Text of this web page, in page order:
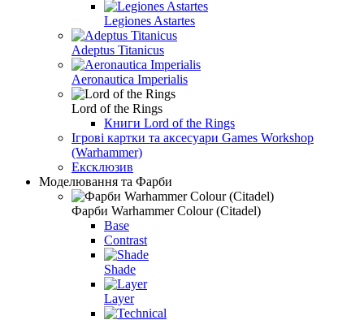
Legiones Astartes
Adeptus Titanicus
Aeronautica Imperialis
Lord of the Rings
Книги Lord of the Rings
Ігрові картки та аксесуари Games Workshop
(Warhammer)
Ексклюзив
Моделювання та Фарби
Фарби Warhammer Colour (Citadel)
Base
Contrast
Shade
Layer